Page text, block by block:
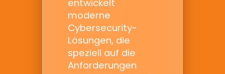
entwickelt
moderne
Cybersecurity-
Lösungen, die
speziell auf die
Anforderungen